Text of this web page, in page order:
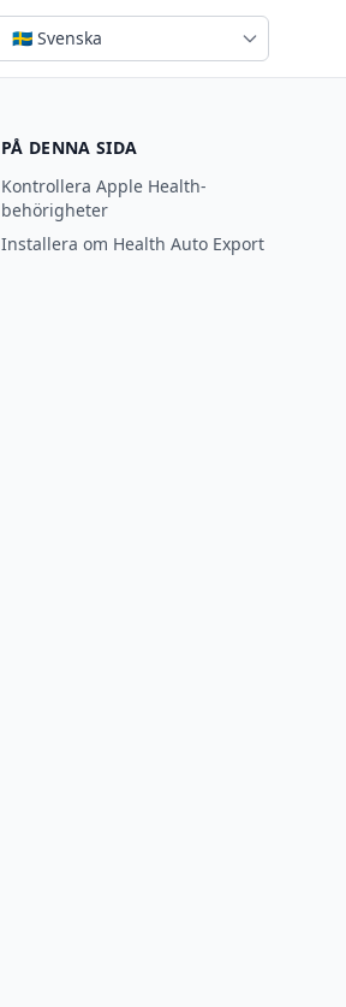
PÅ DENNA SIDA
Kontrollera Apple Health-
behörigheter
Installera om Health Auto Export